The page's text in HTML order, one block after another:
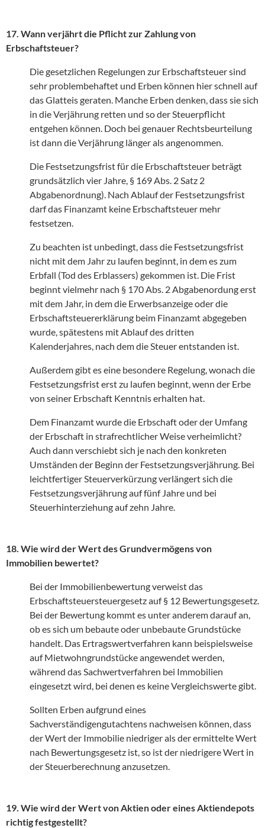
17. Wann verjährt die Pflicht zur Zahlung von
Erbschaftsteuer?
Die gesetzlichen Regelungen zur Erbschaftsteuer sind
sehr problembehaftet und Erben können hier schnell auf
das Glatteis geraten. Manche Erben denken, dass sie sich
in die Verjährung retten und so der Steuerpflicht
entgehen können. Doch bei genauer Rechtsbeurteilung
ist dann die Verjährung länger als angenommen.
Die Festsetzungsfrist für die Erbschaftsteuer beträgt
grundsätzlich vier Jahre, § 169 Abs. 2 Satz 2
Abgabenordnung). Nach Ablauf der Festsetzungsfrist
darf das Finanzamt keine Erbschaftsteuer mehr
festsetzen.
Zu beachten ist unbedingt, dass die Festsetzungsfrist
nicht mit dem Jahr zu laufen beginnt, in dem es zum
Erbfall (Tod des Erblassers) gekommen ist. Die Frist
beginnt vielmehr nach § 170 Abs. 2 Abgabenordung erst
mit dem Jahr, in dem die Erwerbsanzeige oder die
Erbschaftsteuererklärung beim Finanzamt abgegeben
wurde, spätestens mit Ablauf des dritten
Kalenderjahres, nach dem die Steuer entstanden ist.
Außerdem gibt es eine besondere Regelung, wonach die
Festsetzungsfrist erst zu laufen beginnt, wenn der Erbe
von seiner Erbschaft Kenntnis erhalten hat.
Dem Finanzamt wurde die Erbschaft oder der Umfang
der Erbschaft in strafrechtlicher Weise verheimlicht?
Auch dann verschiebt sich je nach den konkreten
Umständen der Beginn der Festsetzungsverjährung. Bei
leichtfertiger Steuerverkürzung verlängert sich die
Festsetzungsverjährung auf fünf Jahre und bei
Steuerhinterziehung auf zehn Jahre.
18. Wie wird der Wert des Grundvermögens von
Immobilien bewertet?
Bei der Immobilienbewertung verweist das
Erbschaftsteuersteuergesetz auf § 12 Bewertungsgesetz.
Bei der Bewertung kommt es unter anderem darauf an,
ob es sich um bebaute oder unbebaute Grundstücke
handelt. Das Ertragswertverfahren kann beispielsweise
auf Mietwohngrundstücke angewendet werden,
während das Sachwertverfahren bei Immobilien
eingesetzt wird, bei denen es keine Vergleichswerte gibt.
Sollten Erben aufgrund eines
Sachverständigengutachtens nachweisen können, dass
der Wert der Immobilie niedriger als der ermittelte Wert
nach Bewertungsgesetz ist, so ist der niedrigere Wert in
der Steuerberechnung anzusetzen.
19. Wie wird der Wert von Aktien oder eines Aktiendepots
richtig festgestellt?